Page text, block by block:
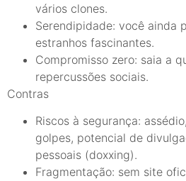
vários clones.
Serendipidade: você ainda
estranhos fascinantes.
Compromisso zero: saia a
repercussões sociais.
Contras
Riscos à segurança:
golpes, potencial de
pessoais (doxxing).
Fragmentação: sem site